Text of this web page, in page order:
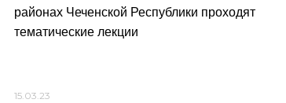
районах Чеченской Республики проходят
тематические лекции
15.03.23